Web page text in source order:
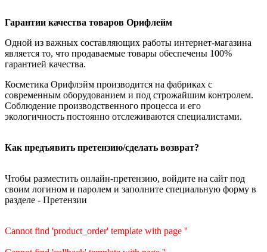
Гарантии качества товаров Орифлейм
Одной из важных составляющих работы интернет-магазина
является то, что продаваемые товары обеспечены 100%
гарантией качества.
Косметика Орифлэйм производится на фабриках с
современным оборудованием и под строжайшим контролем.
Соблюдение производственного процесса и его
экологичность постоянно отслеживаются специалистами.
Как предъявить претензию/сделать возврат?
Чтобы разместить онлайн-претензию, войдите на сайт под
своим логином и паролем и заполните специальную форму в
разделе - Претензии
Cannot find 'product_order' template with page ''